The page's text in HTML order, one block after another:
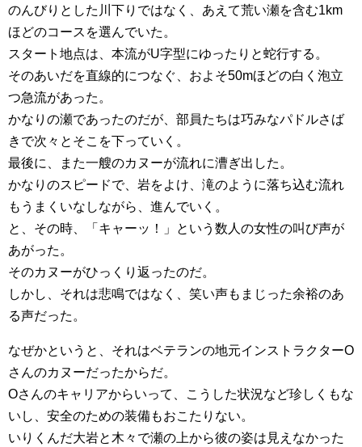
のんびりとした川下りではなく、あえて荒い瀬を含む1km
ほどのコースを選んでいた。
スタート地点は、本流がU字型にゆったりと蛇行する。
そのあいだを直線的につなぐ、およそ50mほどの白く泡立
つ急流があった。
かなりの瀬であったのだが、部員たちは巧みなパドルさば
きで次々とそこを下っていく。
最後に、また一艘のカヌーが流れに漕ぎ出した。
かなりのスピードで、岩をよけ、滝のように落ち込む流れ
もうまくいなしながら、進んでいく。
と、その時、「キャーッ！」という数人の女性の叫び声が
あがった。
そのカヌーがひっくり返ったのだ。
しかし、それは悲鳴ではなく、笑い声もまじった余裕のあ
る声だった。
なぜかというと、それはベテランの地元インストラクターO
さんのカヌーだったからだ。
Oさんのキャリアからいって、こうした状況など珍しくもな
いし、安全のための装備もおこたりない。
いりくんだ大岩と木々で瀬の上から彼の姿は見えなかった